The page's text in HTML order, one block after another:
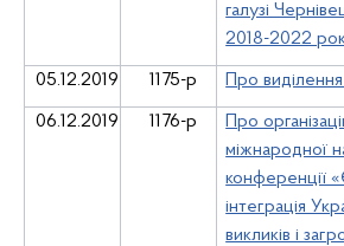
галузі
2018-2022
05.12.2019 1175-р Про
06.12.2019 1176-р
Про
міжнародної
конференції
інтеграція
викликів і